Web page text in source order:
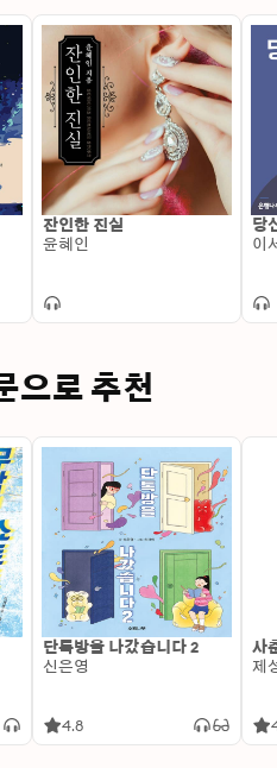
잔인한 진실
윤혜인
당
이
으로 추천
단톡방을 나갔습니다 2
신은영
4.8
사
제